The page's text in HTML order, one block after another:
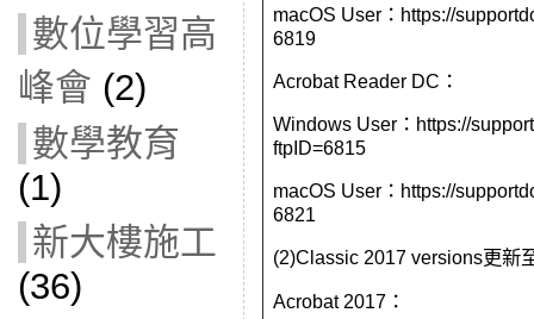
數位學習高
峰會 (2)
數學教育
(1)
新大樓施工
(36)
macOS User：https://
6819
Acrobat Reader DC：
Windows User：https://
ftpID=6815
macOS User：https://
6821
(2)Classic 2017 versions更新
Acrobat 2017：